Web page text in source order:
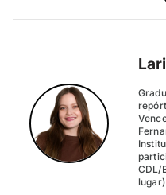
CDL/